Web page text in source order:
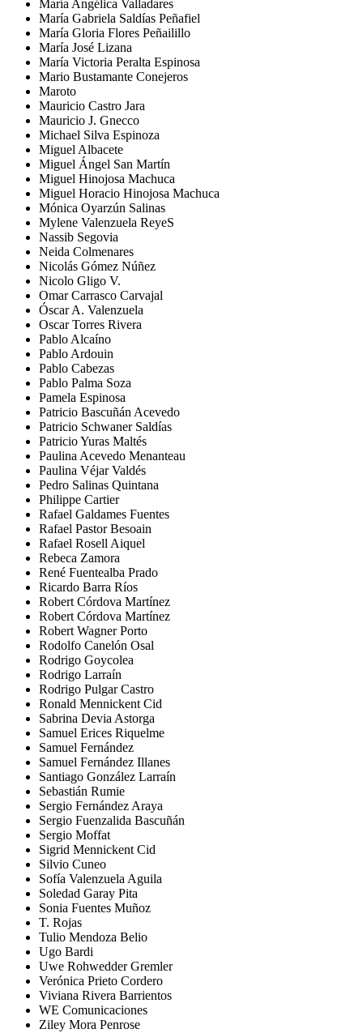
María Angélica Valladares
María Gabriela Saldías Peñafiel
María Gloria Flores Peñailillo
María José Lizana
María Victoria Peralta Espinosa
Mario Bustamante Conejeros
Maroto
Mauricio Castro Jara
Mauricio J. Gnecco
Michael Silva Espinoza
Miguel Albacete
Miguel Ángel San Martín
Miguel Hinojosa Machuca
Miguel Horacio Hinojosa Machuca
Mónica Oyarzún Salinas
Mylene Valenzuela ReyeS
Nassib Segovia
Neida Colmenares
Nicolás Gómez Núñez
Nicolo Gligo V.
Omar Carrasco Carvajal
Óscar A. Valenzuela
Oscar Torres Rivera
Pablo Alcaíno
Pablo Ardouin
Pablo Cabezas
Pablo Palma Soza
Pamela Espinosa
Patricio Bascuñán Acevedo
Patricio Schwaner Saldías
Patricio Yuras Maltés
Paulina Acevedo Menanteau
Paulina Véjar Valdés
Pedro Salinas Quintana
Philippe Cartier
Rafael Galdames Fuentes
Rafael Pastor Besoain
Rafael Rosell Aiquel
Rebeca Zamora
René Fuentealba Prado
Ricardo Barra Ríos
Robert Córdova Martínez
Robert Córdova Martínez
Robert Wagner Porto
Rodolfo Canelón Osal
Rodrigo Goycolea
Rodrigo Larraín
Rodrigo Pulgar Castro
Ronald Mennickent Cid
Sabrina Devia Astorga
Samuel Erices Riquelme
Samuel Fernández
Samuel Fernández Illanes
Santiago González Larraín
Sebastián Rumie
Sergio Fernández Araya
Sergio Fuenzalida Bascuñán
Sergio Moffat
Sigrid Mennickent Cid
Silvio Cuneo
Sofía Valenzuela Aguila
Soledad Garay Pita
Sonia Fuentes Muñoz
T. Rojas
Tulio Mendoza Belio
Ugo Bardi
Uwe Rohwedder Gremler
Verónica Prieto Cordero
Viviana Rivera Barrientos
WE Comunicaciones
Ziley Mora Penrose